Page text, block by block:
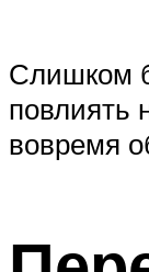
Слишком
повлиять
вовремя